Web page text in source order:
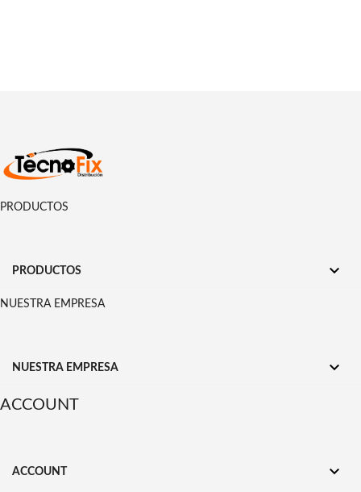
PRODUCTOS
PRODUCTOS 
NUESTRA EMPRESA
NUESTRA EMPRESA 
ACCOUNT
ACCOUNT 